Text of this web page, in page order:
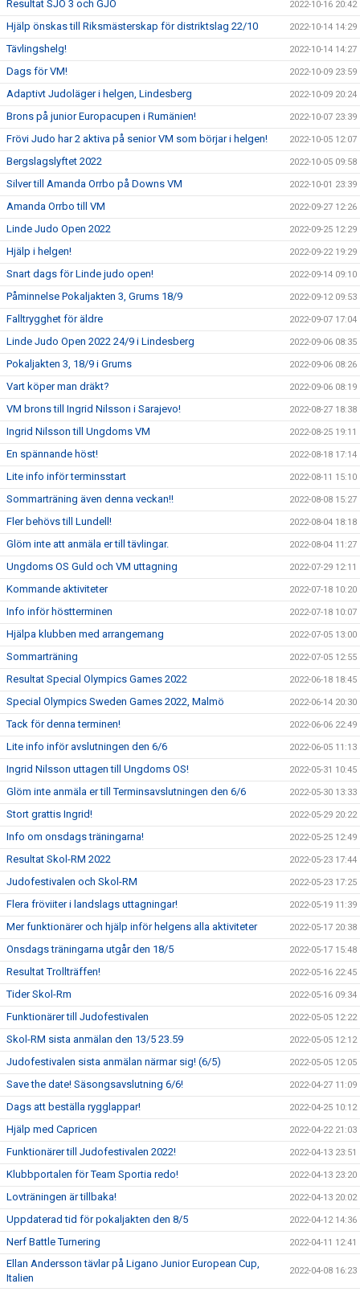
Resultat SJO 3 och GJO 2022-10-16 20:42
Hjälp önskas till Riksmästerskap för distriktslag 22/10 2022-10-14 14:29
Tävlingshelg! 2022-10-14 14:27
Dags för VM! 2022-10-09 23:59
Adaptivt Judoläger i helgen, Lindesberg 2022-10-09 20:24
Brons på junior Europacupen i Rumänien! 2022-10-07 23:39
Frövi Judo har 2 aktiva på senior VM som börjar i helgen! 2022-10-05 12:07
Bergslagslyftet 2022 2022-10-05 09:58
Silver till Amanda Orrbo på Downs VM 2022-10-01 23:39
Amanda Orrbo till VM 2022-09-27 12:26
Linde Judo Open 2022 2022-09-25 12:29
Hjälp i helgen! 2022-09-22 19:29
Snart dags för Linde judo open! 2022-09-14 09:10
Påminnelse Pokaljakten 3, Grums 18/9 2022-09-12 09:53
Falltrygghet för äldre 2022-09-07 17:04
Linde Judo Open 2022 24/9 i Lindesberg 2022-09-06 08:35
Pokaljakten 3, 18/9 i Grums 2022-09-06 08:26
Vart köper man dräkt? 2022-09-06 08:19
VM brons till Ingrid Nilsson i Sarajevo! 2022-08-27 18:38
Ingrid Nilsson till Ungdoms VM 2022-08-25 19:11
En spännande höst! 2022-08-18 17:14
Lite info inför terminsstart 2022-08-11 15:10
Sommarträning även denna veckan!! 2022-08-08 15:27
Fler behövs till Lundell! 2022-08-04 18:18
Glöm inte att anmäla er till tävlingar. 2022-08-04 11:27
Ungdoms OS Guld och VM uttagning 2022-07-29 12:11
Kommande aktiviteter 2022-07-18 10:20
Info inför höstterminen 2022-07-18 10:07
Hjälpa klubben med arrangemang 2022-07-05 13:00
Sommarträning 2022-07-05 12:55
Resultat Special Olympics Games 2022 2022-06-18 18:45
Special Olympics Sweden Games 2022, Malmö 2022-06-14 20:30
Tack för denna terminen! 2022-06-06 22:49
Lite info inför avslutningen den 6/6 2022-06-05 11:13
Ingrid Nilsson uttagen till Ungdoms OS! 2022-05-31 10:45
Glöm inte anmäla er till Terminsavslutningen den 6/6 2022-05-30 13:33
Stort grattis Ingrid! 2022-05-29 20:22
Info om onsdags träningarna! 2022-05-25 12:49
Resultat Skol-RM 2022 2022-05-23 17:44
Judofestivalen och Skol-RM 2022-05-23 17:25
Flera fröviiter i landslags uttagningar! 2022-05-19 11:39
Mer funktionärer och hjälp inför helgens alla aktiviteter 2022-05-17 20:38
Onsdags träningarna utgår den 18/5 2022-05-17 15:48
Resultat Trollträffen! 2022-05-16 22:45
Tider Skol-Rm 2022-05-16 09:34
Funktionärer till Judofestivalen 2022-05-05 12:22
Skol-RM sista anmälan den 13/5 23.59 2022-05-05 12:12
Judofestivalen sista anmälan närmar sig! (6/5) 2022-05-05 12:05
Save the date! Säsongsavslutning 6/6! 2022-04-27 11:09
Dags att beställa rygglappar! 2022-04-25 10:12
Hjälp med Capricen 2022-04-22 21:03
Funktionärer till Judofestivalen 2022! 2022-04-13 23:51
Klubbportalen för Team Sportia redo! 2022-04-13 23:20
Lovträningen är tillbaka! 2022-04-13 20:02
Uppdaterad tid för pokaljakten den 8/5 2022-04-12 14:36
Nerf Battle Turnering 2022-04-11 12:41
Ellan Andersson tävlar på Ligano Junior European Cup,
Italien
2022-04-08 16:23